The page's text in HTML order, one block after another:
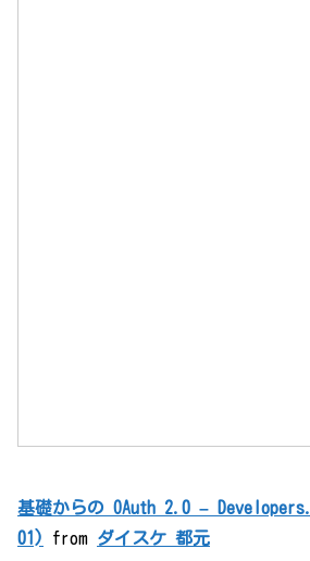
基礎からの OAuth 2.0 –
01)
from ダイスケ 都元